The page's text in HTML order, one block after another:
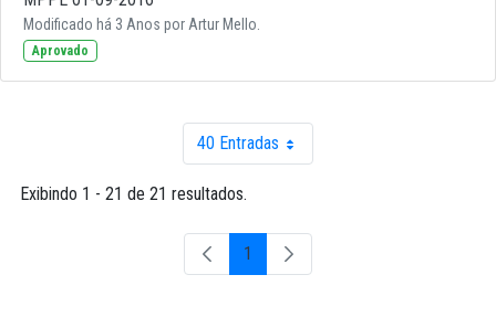
Modificado há 3 Anos por Artur Mello.
Aprovado
40 EntradasPor página
Exibindo 1 - 21 de 21 resultados.
Página
1